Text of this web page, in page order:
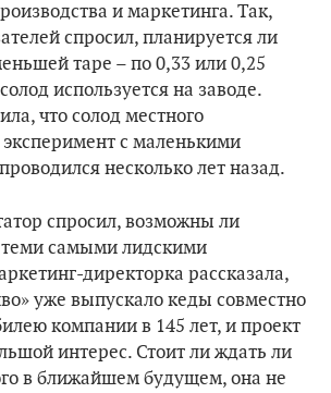
и маркетинга. Так,
спросил, планируется ли
таре – по 0,33 или 0,25
используется на заводе.
что солод местного
эксперимент с маленькими
несколько лет назад.
спросил, возможны ли
теми самыми лидскими
директорка рассказала,
уже выпускало кеды совместно
компании в 145 лет, и проект
интерес. Стоит ли ждать ли
в ближайшем будущем, она не